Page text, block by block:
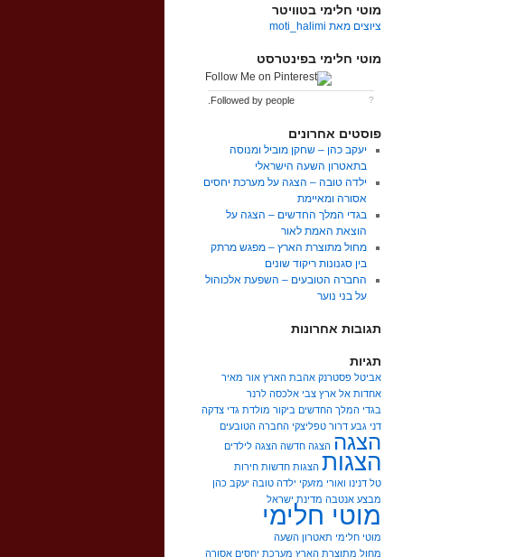
מוטי חלימי בטוויטר
ציוצים מאת moti_halimi
מוטי חלימי בפינטרסט
Followed by people. ?
פוסטים אחרונים
יעקב כהן – שחקן מוביל ומנוסה
בתאטרון השעה הישראלי
ילדה טובה – הצגה על מערכת יחסים
אסורה ומאיימת
בגדי המלך החדשים – הצגה על
הוצאת האמת לאור
מחול מתוצרת הארץ – מפגש מרתק
בין סגנונות ריקוד שונים
החברה הטובעים – השפעת אלכוהול
על בני נוער
תגובות אחרונות
תגיות
אביטל פסטרנק אהבת הארץ אור מאיר
אחדות אל ארץ צבי אלכסה לרנר
בגדי המלך החדשים ביקור מולדת גדי צדקה
דני גבע דרור טפליצקי החברה הטובעים
הצגה הצגה חדשה הצגה לילדים
הצגות הצגות חדשות חירות
טל דנינו ואורי מזעקי ילדה טובה יעקב כהן
מבצע אנטבה מדינת ישראל
מוטי חלימי
מוטי חלימי תאטרון השעה
מחול מתוצרת הארץ מערכת יחסים אסורה